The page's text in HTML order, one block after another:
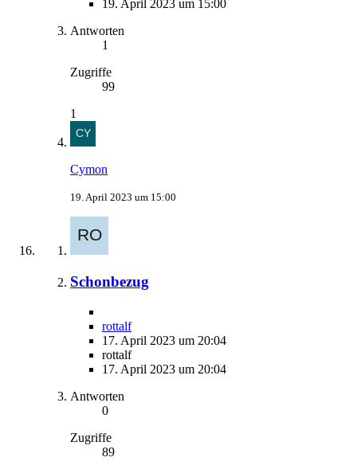
19. April 2023 um 15:00
Antworten
1
Zugriffe
99
1
Cymon
19. April 2023 um 15:00
Schonbezug
rottalf
17. April 2023 um 20:04
rottalf
17. April 2023 um 20:04
Antworten
0
Zugriffe
89